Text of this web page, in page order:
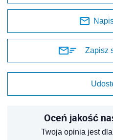
Zapisz
Oceń jakość
Twoja opinia jest